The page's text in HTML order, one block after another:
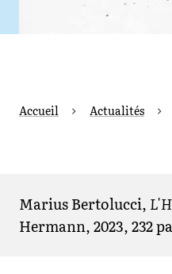
Accueil Actualités
Marius Bertolucci,
Hermann, 2023, 232